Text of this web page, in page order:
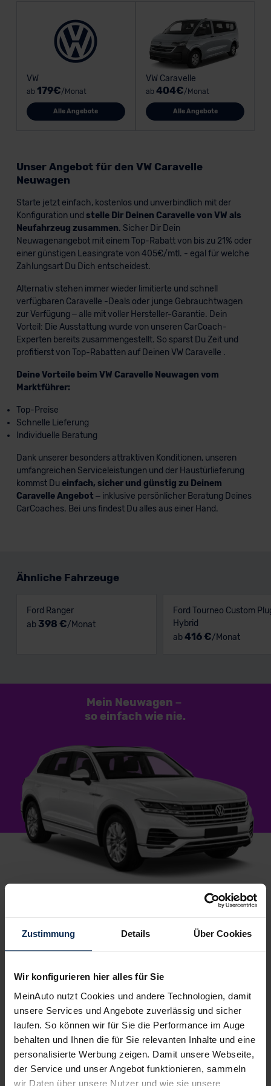
Zustimmung Details Über Cookies
Wir konfigurieren hier alles für Sie
MeinAuto nutzt Cookies und andere Technologien, damit
unsere Services und Angebote zuverlässig und sicher
laufen. So können wir für Sie die Performance im Auge
behalten und Ihnen die für Sie relevanten Inhalte und eine
personalisierte Werbung zeigen. Damit unsere Webseite,
der Service und unser Angebot funktionieren, sammeln
wir Daten über unsere Nutzer und wie sie unsere
VW
ab 179€/Monat
Alle Angebote
VW Caravelle
ab 404€/Monat
Alle Angebote
Unser Angebot für den VW Caravelle
Neuwagen
Starte jetzt einfach, kostenlos und unverbindlich mit der
Konfiguration und stelle Dir Deinen Caravelle von VW als
Neufahrzeug zusammen. Sicher Dir Dein
Neuwagenangebot mit einem Top-Rabatt von bis zu 21% oder
einer günstigen Leasingrate von 405€/mtl. - egal für welche
Zahlungsart Du Dich entscheidest.
Alternativ stehen immer wieder limitierte und schnell
verfügbaren Caravelle -Deals oder junge Gebrauchtwagen
zur Verfügung – alle mit voller Hersteller-Garantie. Dein
Vorteil: Die Ausstattung wurde von unseren CarCoach-
Experten bereits zusammengestellt. So sparst Du Zeit und
profitierst von Top-Rabatten auf Deinen VW Caravelle .
Deine Vorteile beim VW Caravelle Neuwagen vom
Marktführer:
Top-Preise
Schnelle Lieferung
Individuelle Beratung
Dank unserer besonders attraktiven Konditionen, unseren
umfangreichen Serviceleistungen und der Haustürlieferung
kommst Du einfach, sicher und günstig zu Deinem
Caravelle Angebot – inklusive persönlicher Beratung Deines
CarCoaches. Bei uns findest Du alles aus einer Hand.
Ähnliche Fahrzeuge
Ford Ranger
ab 398 €/Monat
Ford Tourneo Custom
Hybrid
ab416 €/Monat
Mein Neuwagen –
so einfach wie nie.
Du wählst dein Lieblingsmodell – wir suchen es für
Einfach, kostenlos und unverbindlich
. Und
garantiert zu Top-Preisen.
2.Bestes Angebot wählen
Du erhältst einindividuelles Angebot– inklusive
kompetenter Beratung undpersönlichem
Ansprechpartner. Alles klar? Bestelle deinen
Neuwagen, ganz einfach online.
3.Einfach losfahren